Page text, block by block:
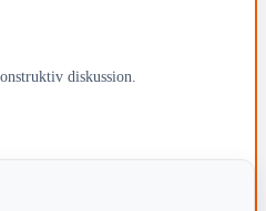
diskussion.